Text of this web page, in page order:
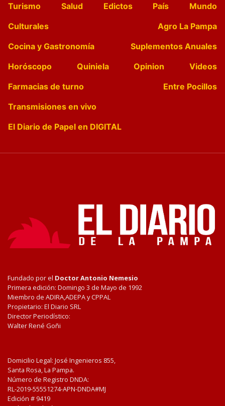
Turismo
Salud Edictos País
Mundo
Culturales
Agro La Pampa
Cocina y Gastronomía
Suplementos Anuales
Horóscopo
Quiniela Opinion
Videos
Farmacias de turno
Entre Pocillos
Transmisiones en vivo
El Diario de Papel en DIGITAL
Fundado por el Doctor Antonio Nemesio
Primera edición: Domingo 3 de Mayo de 1992
Miembro de ADIRA,ADEPA y CPPAL
Propietario: El Diario SRL
Director Periodístico:
Walter René Goñi
Domicilio Legal: José Ingenieros 855,
Santa Rosa, La Pampa.
Número de Registro DNDA:
RL-2019-55551274-APN-DNDA#MJ
Edición # 9419